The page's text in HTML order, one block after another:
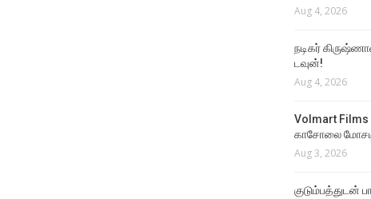
Aug 4, 2026
நடிகர்
டவுன்!
Aug 4, 2026
Volmart Films
காசோலை
Aug 3, 2026
குடும்பத்துடன்